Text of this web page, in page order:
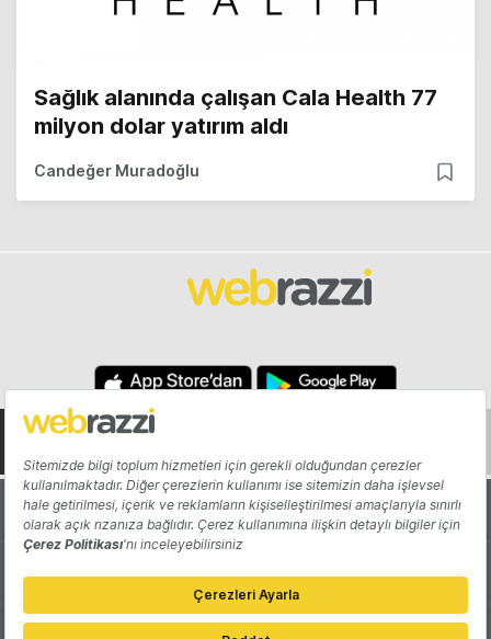
Sağlık alanında çalışan Cala Health 77
milyon dolar yatırım aldı
Candeğer Muradoğlu
Hakkında Yazarlar
Katkıda Bulun Reklam